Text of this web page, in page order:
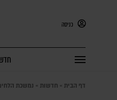
כניסה
דף הבית » חדשות » נמשכת